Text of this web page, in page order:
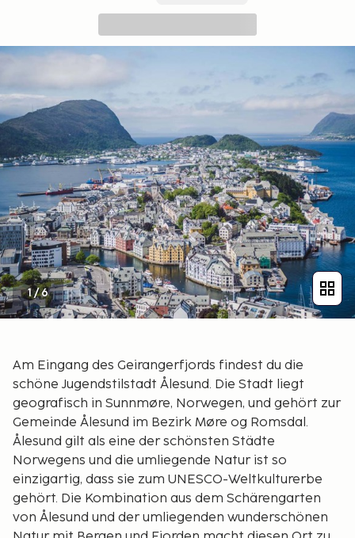
1/6
Am Eingang des Geirangerfjords findest du die
schöne Jugendstilstadt Ålesund. Die Stadt liegt
geografisch in Sunnmøre, Norwegen, und gehört zur
Gemeinde Ålesund im Bezirk Møre og Romsdal.
Ålesund gilt als eine der schönsten Städte
Norwegens und die umliegende Natur ist so
einzigartig, dass sie zum UNESCO-Weltkulturerbe
gehört. Die Kombination aus dem Schärengarten
von Ålesund und der umliegenden wunderschönen